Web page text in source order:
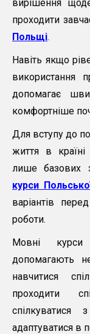
вирішення
проходити
Польщі.
Навіть якщо
використання
допомагає
комфортніше
Для вступу до
життя в країні
лише базових
курси
варіантів
роботи.
Мовні
допомагають
навчитися
проходити
спілкуватися
адаптуватися в